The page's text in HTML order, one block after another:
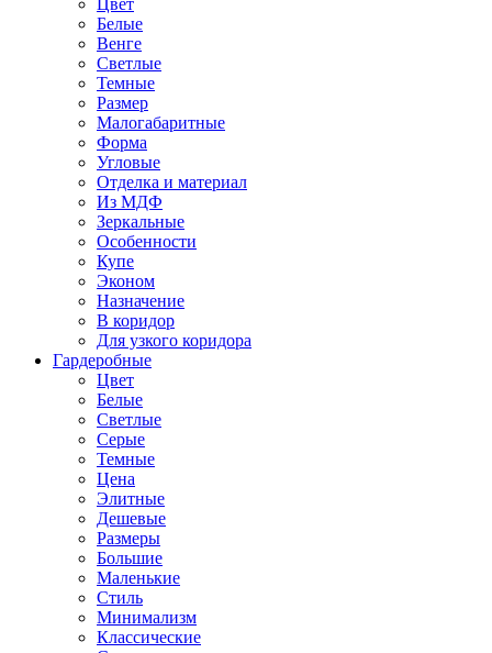
Цвет
Белые
Венге
Светлые
Темные
Размер
Малогабаритные
Форма
Угловые
Отделка и материал
Из МДФ
Зеркальные
Особенности
Купе
Эконом
Назначение
В коридор
Для узкого коридора
Гардеробные
Цвет
Белые
Светлые
Серые
Темные
Цена
Элитные
Дешевые
Размеры
Большие
Маленькие
Стиль
Минимализм
Классические